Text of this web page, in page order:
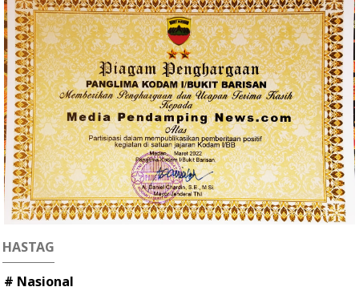
HASTAG
# Nasional